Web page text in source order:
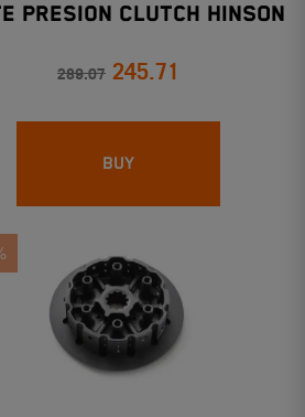
Presion Clutch HINSON
289.07 245.71
BUY